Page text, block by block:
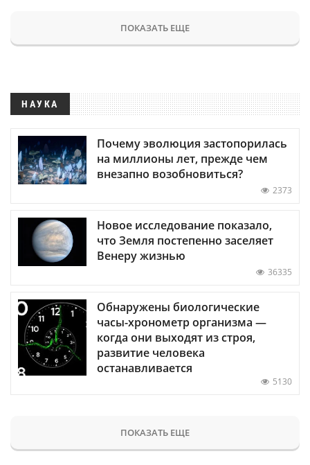
ПОКАЗАТЬ ЕЩЕ
НАУКА
Почему эволюция застопорилась
на миллионы лет, прежде чем
внезапно возобновиться?
2373
Новое исследование показало,
что Земля постепенно заселяет
Венеру жизнью
36335
Обнаружены биологические
часы-хронометр организма —
когда они выходят из строя,
развитие человека
останавливается
5130
ПОКАЗАТЬ ЕЩЕ